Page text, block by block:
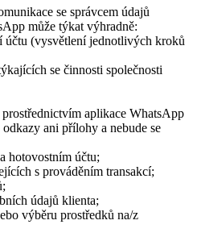
se správcem údajů
může týkat výhradně:
účtu (vysvětlení jednotlivých kroků
se činnosti společnosti
aplikace WhatsApp
ani přílohy a nebude se
hotovostním účtu;
s prováděním transakcí;
údajů klienta;
výběru prostředků na/z